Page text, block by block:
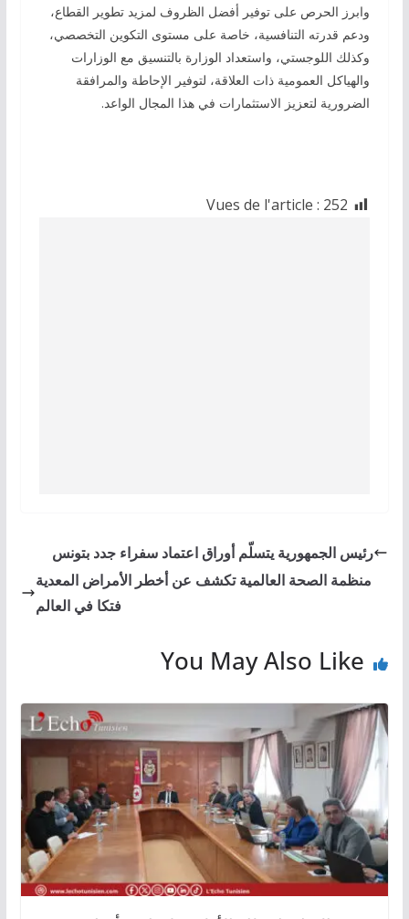
وابرز الحرص على توفير أفضل الظروف لمزيد تطوير القطاع،
ودعم قدرته التنافسية، خاصة على مستوى التكوين التخصصي،
وكذلك اللوجستي، واستعداد الوزارة بالتنسيق مع الوزارات
والهياكل العمومية ذات العلاقة، لتوفير الإحاطة والمرافقة
الضرورية لتعزيز الاستثمارات في هذا المجال الواعد.
Vues de l'article : 252
رئيس الجمهورية يتسلّم أوراق اعتماد سفراء جدد بتونس
منظمة الصحة العالمية تكشف عن أخطر الأمراض المعدية
فتكا في العالم
You May Also Like